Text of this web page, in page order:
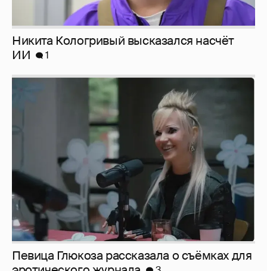
Певица Глюкоза рассказала о съёмках для
эротического журнала
3